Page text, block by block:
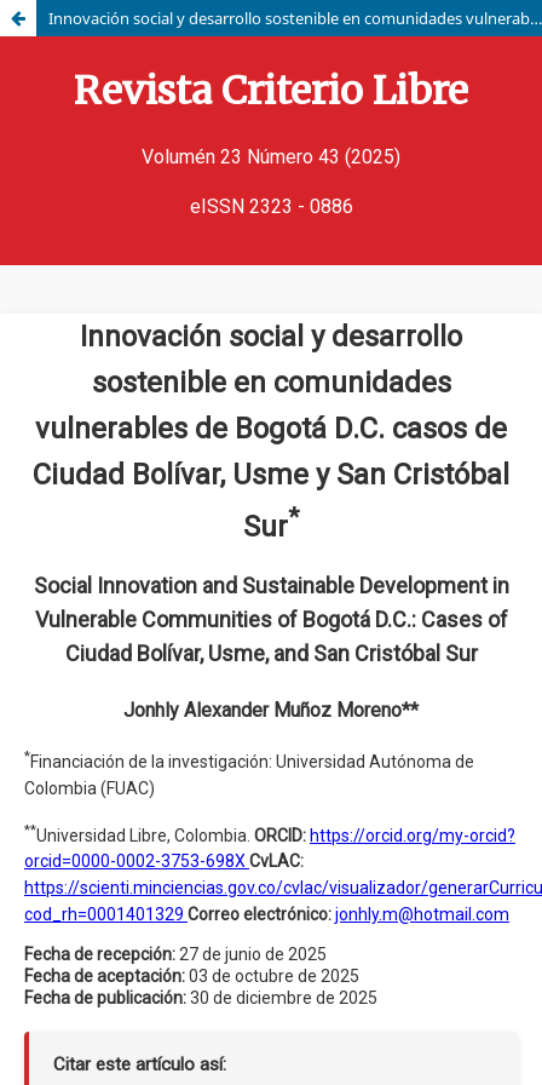
Innovación social y desarrollo sostenible en comunidades vulnerables de Bogotá D.C. casos de Ciudad Bolívar, Usme y San Cristóbal Sur